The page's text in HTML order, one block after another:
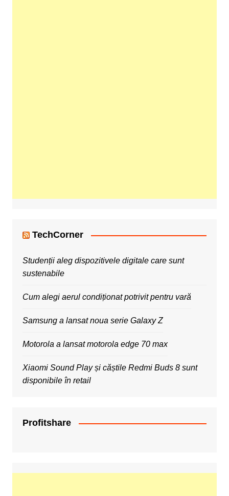
TechCorner
Studenții aleg dispozitivele digitale care sunt
sustenabile
Cum alegi aerul condiționat potrivit pentru vară
Samsung a lansat noua serie Galaxy Z
Motorola a lansat motorola edge 70 max
Xiaomi Sound Play și căștile Redmi Buds 8 sunt
disponibile în retail
Profitshare